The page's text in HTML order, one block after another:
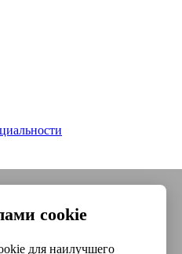
cookie
для наилучшего
2026